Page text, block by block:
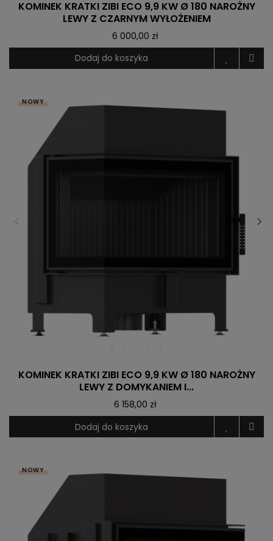
KOMINEK KRATKI ZIBI ECO 9,9 KW Ø 180 NAROŻNY
LEWY Z CZARNYM WYŁOŻENIEM
6 000,00 zł
Dodaj do koszyka
NOWY
KOMINEK KRATKI ZIBI ECO 9,9 KW Ø 180 NAROŻNY
LEWY Z DOMYKANIEM I...
6 158,00 zł
Dodaj do koszyka
NOWY